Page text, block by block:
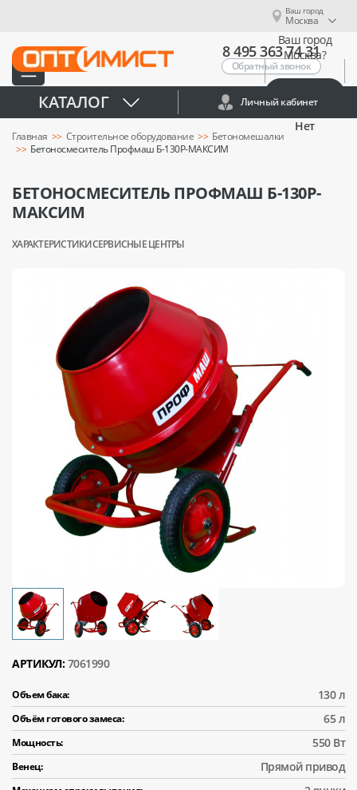
Ваш город
Москва
Ваш город
Москва?
Нет
8 495 363 74 31
Обратный звонок
КАТАЛОГ Личный кабинет
Главная Строительное оборудование
Бетономешалки
Бетоносмеситель Профмаш Б-130Р-МАКСИМ
БЕТОНОСМЕСИТЕЛЬ ПРОФМАШ Б-130Р-
МАКСИМ
ХАРАКТЕРИСТИКИСЕРВИСНЫЕ ЦЕНТРЫ
АРТИКУЛ: 7061990
Объем бака: 130 л
Объём готового замеса: 65 л
Мощность: 550 Вт
Венец: Прямой привод